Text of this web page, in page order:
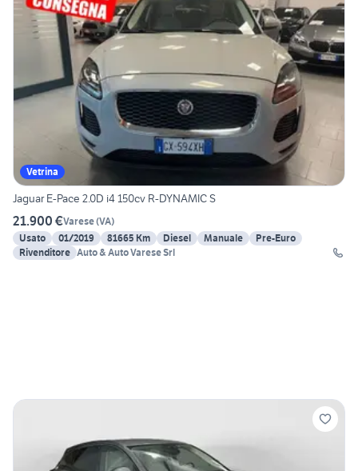
Vetrina
Jaguar E-Pace 2.0D i4 150cv R-DYNAMIC S
21.900 €Varese(VA)
Usato
01/2019 81665 Km Diesel Manuale
Pre-Euro
Rivenditore Auto & Auto Varese Srl